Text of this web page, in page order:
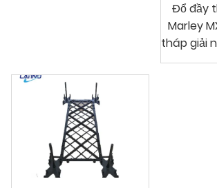
Đổ đầy
Marley
tháp giải